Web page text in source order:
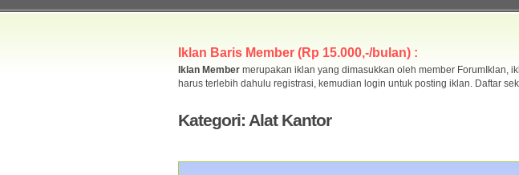
Iklan Baris Member (Rp 15.000,-/bulan) :
Iklan Member merupakan iklan yang dimasukkan oleh member ForumIklan,
harus terlebih dahulu registrasi, kemudian login untuk posting iklan. Daftar
Kategori: Alat Kantor